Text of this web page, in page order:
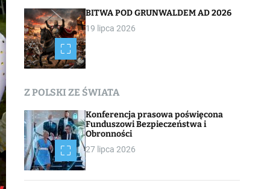
BITWA POD GRUNWALDEM AD 2026
19 lipca 2026
Z POLSKI ZE ŚWIATA
Konferencja prasowa poświęcona
Funduszowi Bezpieczeństwa i
Obronności
27 lipca 2026